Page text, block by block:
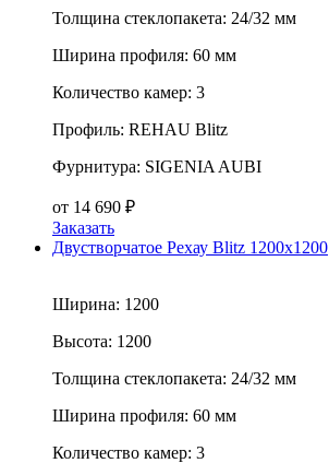
Толщина стеклопакета: 24/32 мм
Ширина профиля: 60 мм
Количество камер: 3
Профиль: REHAU Blitz
Фурнитура: SIGENIA AUBI
от 14 690 ₽
Заказать
Двустворчатое Рехау Blitz 1200x1200
Ширина: 1200
Высота: 1200
Толщина стеклопакета: 24/32 мм
Ширина профиля: 60 мм
Количество камер: 3